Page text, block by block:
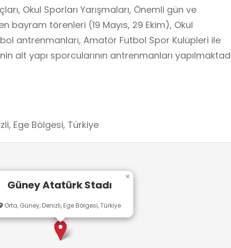
Okul Sporları Yarışmaları, Önemli gün ve
bayram törenleri (19 Mayıs, 29 Ekim), Okul
antrenmanları, Amatör Futbol Spor Kulüpleri ile
alt yapı sporcularının antrenmanları
Ege Bölgesi, Türkiye
Güney Atatürk Stadı
Orta, Güney, Denizli, Ege Bölgesi, Türkiye
×